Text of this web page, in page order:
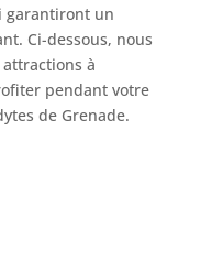
un
Ci-dessous, nous
à
pendant votre
de Grenade.